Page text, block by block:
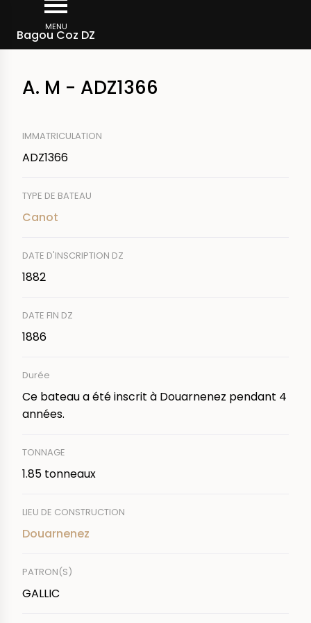
contenu
MENU
Bagou Coz DZ
d'Ariane
Rechercher un bateau
A. M - ADZ1366
IMMATRICULATION
ADZ1366
TYPE DE BATEAU
Canot
DATE D'INSCRIPTION DZ
1882
DATE FIN DZ
1886
Durée
Ce bateau a été inscrit à Douarnenez pendant 4
années.
TONNAGE
1.85 tonneaux
LIEU DE CONSTRUCTION
Douarnenez
PATRON(S)
GALLIC